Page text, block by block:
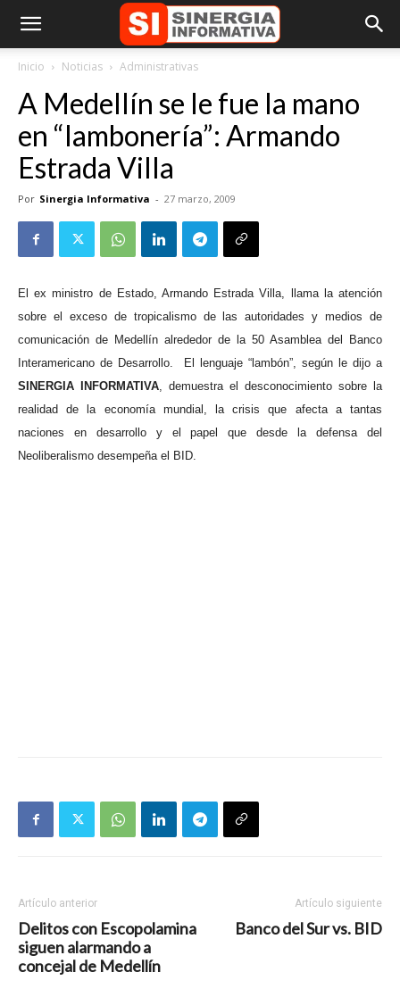
Inicio Noticias Administrativas
A Medellín se le fue la mano
en “lambonería”: Armando
Estrada Villa
Por Sinergia Informativa - 27 marzo, 2009
El ex ministro de Estado, Armando Estrada Villa, llama la atención
sobre el exceso de tropicalismo de las autoridades y medios de
comunicación de Medellín alrededor de la 50 Asamblea del Banco
Interamericano de Desarrollo.
El lenguaje “lambón”, según le dijo a
SINERGIA INFORMATIVA, demuestra el desconocimiento sobre la
realidad de la economía mundial, la crisis que afecta a tantas
naciones en desarrollo y el papel que desde la defensa del
Neoliberalismo desempeña el BID.
Artículo anterior
Delitos con Escopolamina
siguen alarmando a
concejal de Medellín
Artículo siguiente
Banco del Sur vs. BID